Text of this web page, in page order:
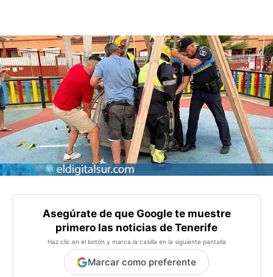
Asegúrate de que Google te muestre
primero las noticias de Tenerife
Haz clic en el botón y marca la casilla en la siguiente pantalla
Marcar como preferente